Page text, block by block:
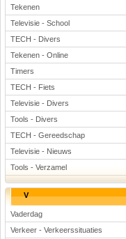
Tekenen
Televisie - School
TECH - Divers
Tekenen - Online
Timers
TECH - Fiets
Televisie - Divers
Tools - Divers
TECH - Gereedschap
Televisie - Nieuws
Tools - Verzamel
V
Vaderdag
Verkeer - Verkeerssituaties